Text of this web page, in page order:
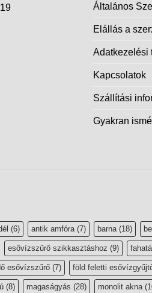
Általános
Elállás a
Adatkezelési
Kapcsolatok
Szállítási
Gyakran
(6) antik amfóra(7) barna(18)
esővízszűrő szikkasztáshoz (9)
esővízszűrő (7) föld feletti
(8) magaságyás (28) monolit akna